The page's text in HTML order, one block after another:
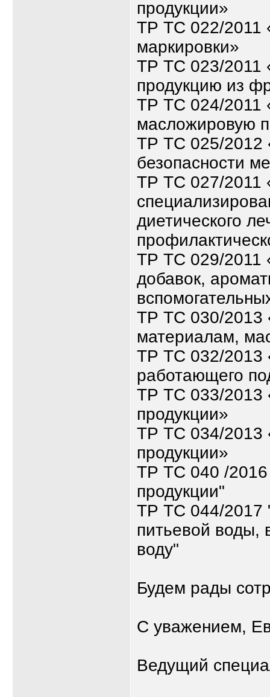
продукции»
ТР ТС 022/2011
маркировки»
ТР ТС 023/2011
продукцию из
ТР ТС 024/2011
масложировую
ТР ТС 025/2012
безопасности
ТР ТС 027/2011
диетического
ТР ТС 029/2011
добавок,
ТР ТС 030/2013
материалам,
ТР ТС 032/2013
работающего
ТР ТС 033/2013
продукции»
ТР ТС 034/2013
продукции»
ТР ТС 040 /
продукции"
ТР ТС 044/2017
питьевой воды,
воду"
Будем рады
С уважением,
Ведущий